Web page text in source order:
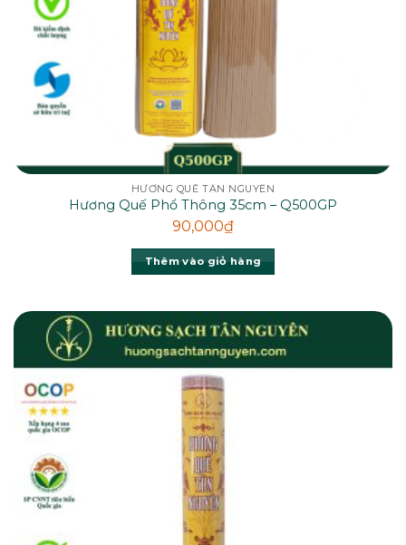
HƯƠNG QUẾ TÂN NGUYÊN
Hương Quế Phổ Thông 35cm – Q500GP
90,000₫
Thêm vào giỏ hàng